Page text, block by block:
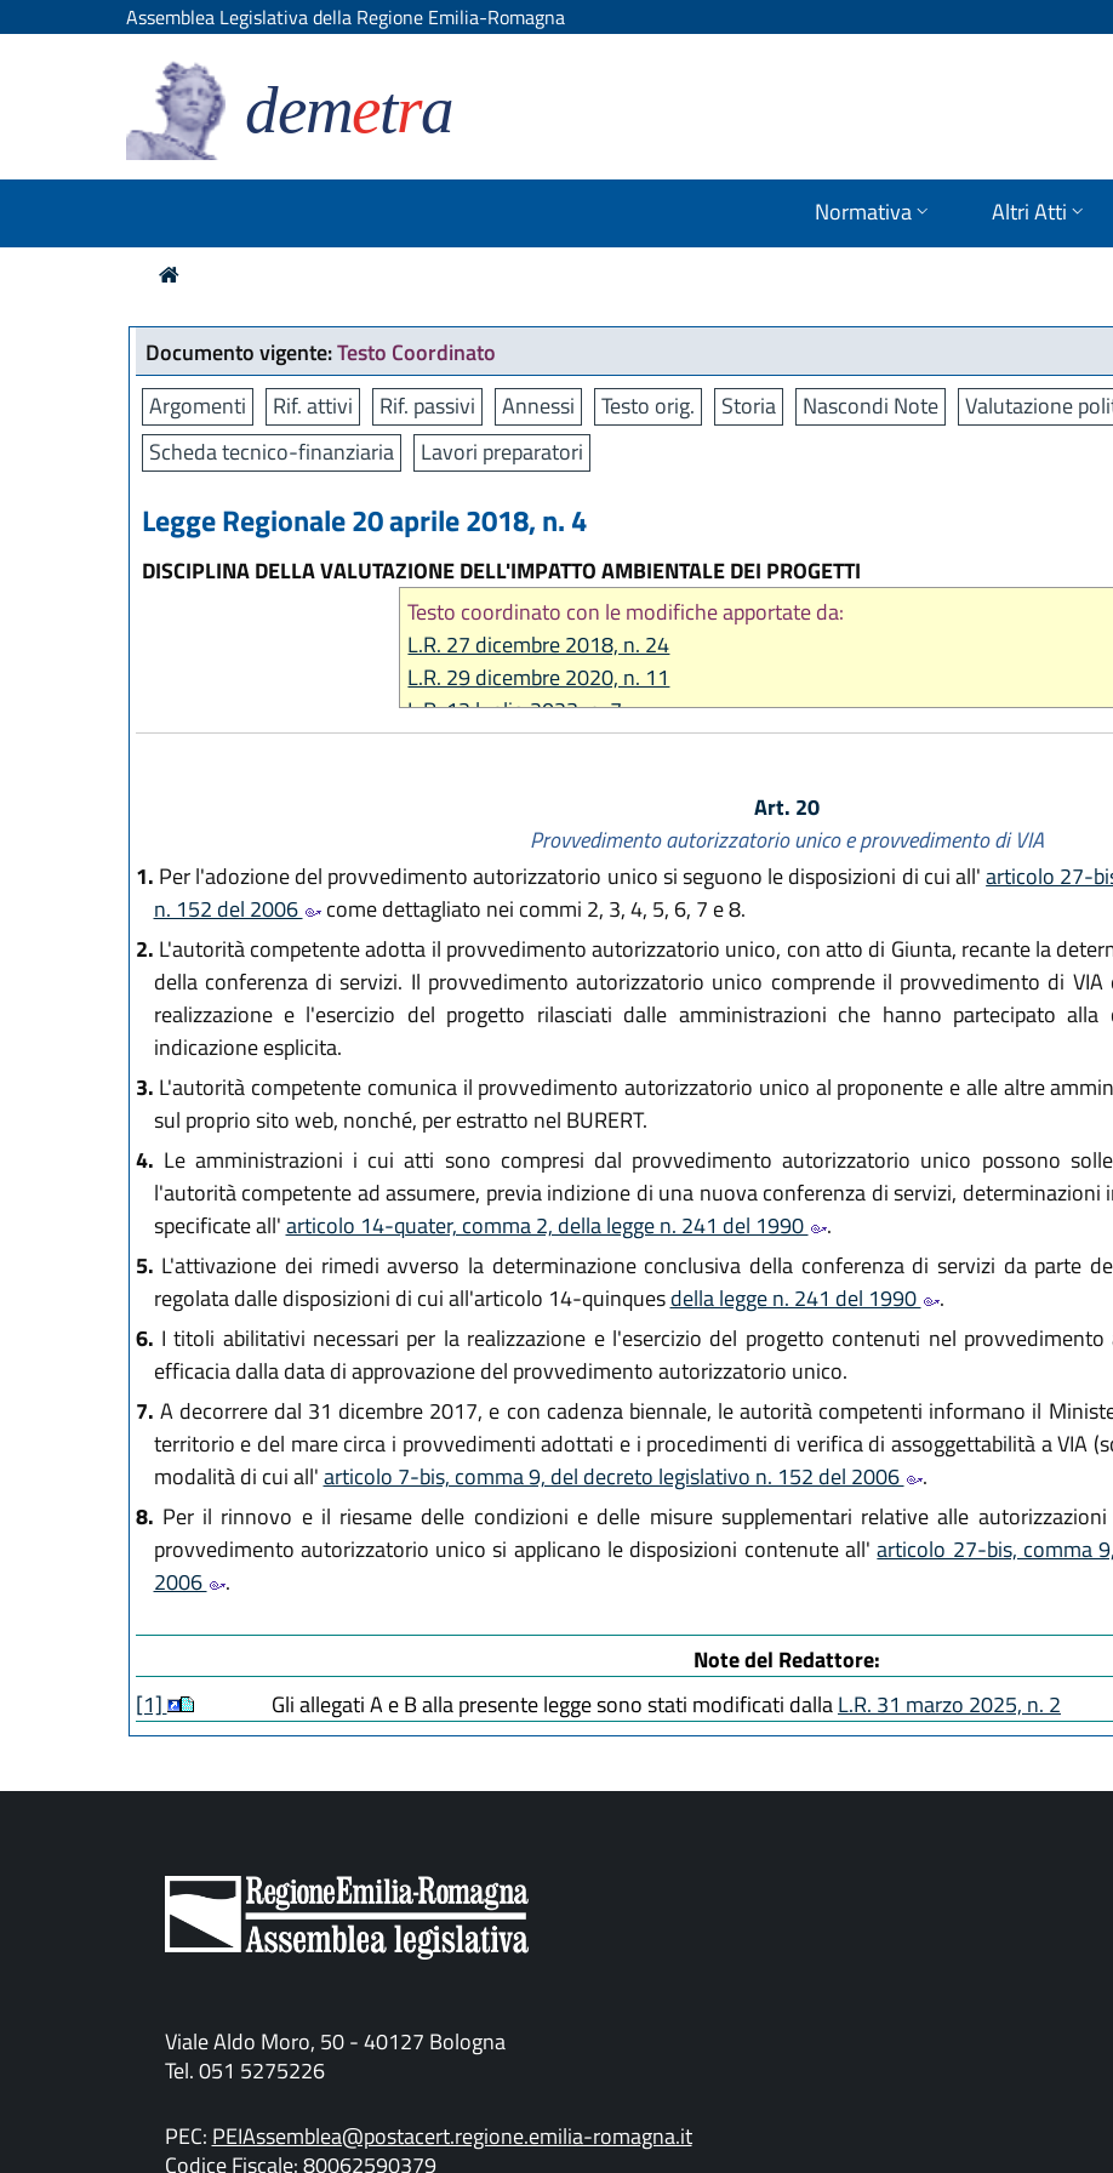
Assemblea Legislativa della Regione Emilia-Romagna
demetra
Normativa Altri Atti
Documento vigente:Testo Coordinato
Argomenti
Rif. attivi Rif. passivi Annessi Testo orig. Storia Nascondi Note
Valutazione
Scheda tecnico-finanziaria
Lavori preparatori
Legge Regionale 20 aprile 2018, n. 4
DISCIPLINA DELLA VALUTAZIONE DELL'IMPATTO AMBIENTALE DEI PROGETTI
Testo coordinato con le modifiche apportate da:
L.R. 27 dicembre 2018, n. 24
L.R. 29 dicembre 2020, n. 11
L.R. 12 luglio 2023, n. 7
L.R. 14 giugno 2024, n. 7
Art. 20
Provvedimento autorizzatorio unico e provvedimento di VIA
1. Per l'adozione del provvedimento autorizzatorio unico si seguono le disposizioni di cui all'articolo 27-
n. 152 del 2006
come dettagliato nei commi 2, 3, 4, 5, 6, 7 e 8.
2. L'autorità competente adotta il provvedimento autorizzatorio unico, con atto di Giunta, recante la
della conferenza di servizi. Il provvedimento autorizzatorio unico comprende il provvedimento di
realizzazione e l'esercizio del progetto rilasciati dalle amministrazioni che hanno partecipato alla
indicazione esplicita.
3. L'autorità competente comunica il provvedimento autorizzatorio unico al proponente e alle altre
sul proprio sito web, nonché, per estratto nel BURERT.
4. Le amministrazioni i cui atti sono compresi dal provvedimento autorizzatorio unico possono
l'autorità competente ad assumere, previa indizione di una nuova conferenza di servizi,
specificate all'articolo 14-quater, comma 2, della legge n. 241 del 1990
.
5. L'attivazione dei rimedi avverso la determinazione conclusiva della conferenza di servizi da parte
regolata dalle disposizioni di cui all'articolo 14-quinquesdella legge n. 241 del 1990
.
6. I titoli abilitativi necessari per la realizzazione e l'esercizio del progetto contenuti nel
efficacia dalla data di approvazione del provvedimento autorizzatorio unico.
7. A decorrere dal 31 dicembre 2017, e con cadenza biennale, le autorità competenti informano il
territorio e del mare circa i provvedimenti adottati e i procedimenti di verifica di assoggettabilità a VIA
modalità di cui all'articolo 7-bis, comma 9, del decreto legislativo n. 152 del 2006
.
8. Per il rinnovo e il riesame delle condizioni e delle misure supplementari relative alle
provvedimento autorizzatorio unico si applicano le disposizioni contenute all'articolo 27-bis, comma
2006
.
Note del Redattore:
[1]
Gli allegati A e B alla presente legge sono stati modificati dallaL.R. 31 marzo 2025, n. 2
Viale Aldo Moro, 50 - 40127 Bologna
Tel. 051 5275226
PEC: PEIAssemblea@postacert.regione.emilia-romagna.it
Codice Fiscale: 80062590379